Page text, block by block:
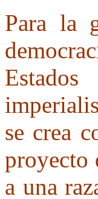
Para la
se crea
proyecto
a una